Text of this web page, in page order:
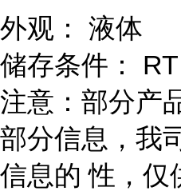
外观： 液体
储存条件： RT
注意：部分产
部分信息，我
信息的 性，仅